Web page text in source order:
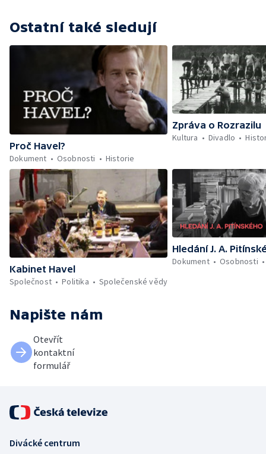
Ostatní také sledují
Proč Havel?
Dokument
Osobnosti Historie
Zpráva o Rozrazilu
Kultura
Divadlo
Kabinet Havel
Společnost
Politika Společenské vědy
Hledání J. A.
Dokument
Osobnosti
Napište nám
Otevřít
kontaktní
formulář
Divácké centrum